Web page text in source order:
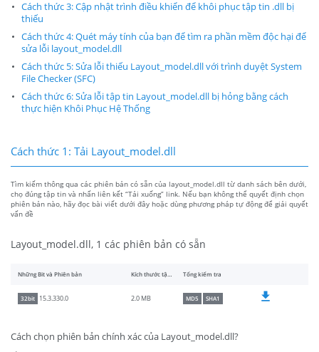
Cách thức 3: Cập nhật trình điều khiển để khôi phục tập tin .dll bị
thiếu
Cách thức 4: Quét máy tính của bạn để tìm ra phần mềm độc hại để
sửa lỗi layout_model.dll
Cách thức 5: Sửa lỗi thiếu Layout_model.dll với trình duyệt System
File Checker (SFC)
Cách thức 6: Sửa lỗi tập tin Layout_model.dll bị hỏng bằng cách
thực hiện Khôi Phục Hệ Thống
Cách thức 1: Tải Layout_model.dll
Tìm kiếm thông qua các phiên bản có sẵn của layout_model.dll từ danh sách bên dưới,
chọ đúng tập tin và nhấn liên kết “Tải xuống” link. Nếu bạn không thể quyết định chọn
phiên bản nào, hãy đọc bài viết dưới đây hoặc dùng phương pháp tự động để giải quyết
vấn đề
Layout_model.dll, 1 các phiên bản có sẵn
Những Bit và Phiên bản Kích thước tập tin Tổng kiểm tra
32bit 15.3.330.0 2.0 MB MD5 SHA1
Cách chọn phiên bản chính xác của Layout_model.dll?